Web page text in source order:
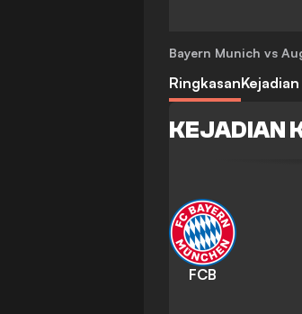
Bayern Munich vs
Ringkasan
KEJADIAN
FCB